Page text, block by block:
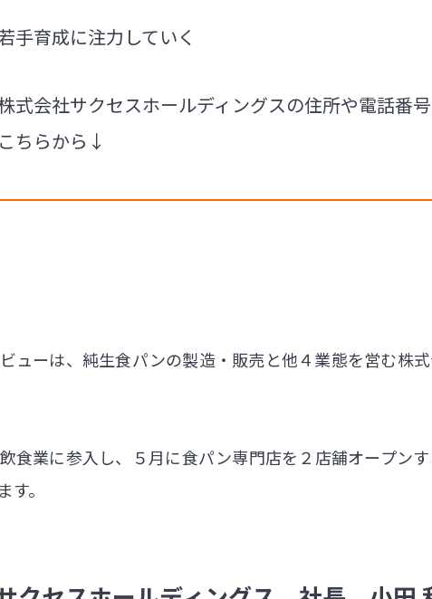
手育成に注力していく
式会社サクセスホールディングスの住所や電話番
こちらから↓
ューは、純生食パンの製造・販売と他４業態を営む株
食業に参入し、５月に食パン専門店を２店舗オープン
す。